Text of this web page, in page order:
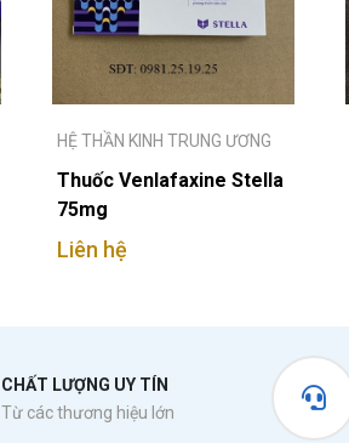
HỆ THẦN KINH TRUNG ƯƠNG
Thuốc Venlafaxine Stella
75mg
Liên hệ
CHẤT LƯỢNG UY TÍN
Từ các thương hiệu lớn